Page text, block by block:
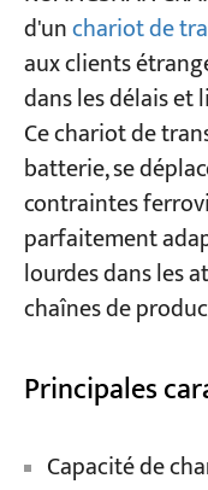
Nouvelles
Demandes
À propos de nous
Contactez-nous
d'unchariot de
aux clients
dans les délais
Ce chariot de
batterie, se
contraintes
parfaitement
lourdes dans les
chaînes de
Principales
Capacité de